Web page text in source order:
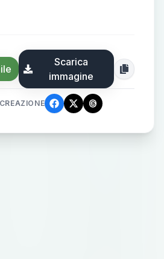
Scarica
immagine